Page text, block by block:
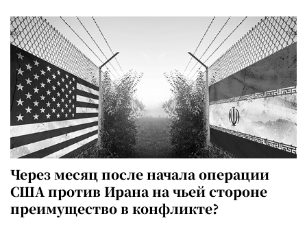
Через месяц после начала операции
США против Ирана на чьей стороне
преимущество в конфликте?